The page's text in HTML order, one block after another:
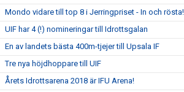
Mondo vidare till top 8 i Jerringpriset - In och rösta!
UIF har 4 (!) nomineringar till Idrottsgalan
En av landets bästa 400m-tjejer till Upsala IF
Tre nya höjdhoppare till UIF
Årets Idrottsarena 2018 är IFU Arena!